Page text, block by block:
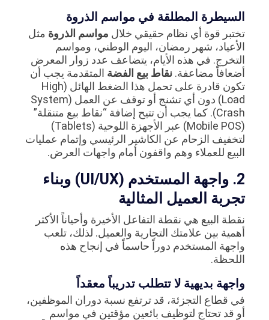
السيطرة المطلقة في مواسم الذروة
تختبر قوة أي نظام حقيقي خلال مواسم الذروة مثل
الأعياد، شهر رمضان، اليوم الوطني، ومواسم
التخرج. في هذه الأيام، يتضاعف عدد زوار المعرض
أضعافاً مضاعفة. نقاط بيع الفضة المتقدمة يجب أن
تكون قادرة على تحمل هذا الضغط الهائل (High
Load) دون أي تشنج أو توقف عن العمل (System
Crash). كما يجب أن تتيح إضافة “نقاط بيع متنقلة”
(Mobile POS) عبر الأجهزة اللوحية (Tablets)
لتخفيف الزحام عن الكاشير الرئيسي وإتمام عمليات
البيع للعملاء وهم واقفون أمام واجهات العرض.
2. واجهة المستخدم (UI/UX) وبناء
تجربة العميل المثالية
نقطة البيع هي نقطة التفاعل الأخيرة وأحياناً الأكثر
أهمية بين علامتك التجارية والعميل. لذلك، تلعب
واجهة المستخدم دوراً حاسماً في إنجاح هذه
اللحظة.
واجهة بديهية لا تتطلب تدريباً معقداً
في قطاع التجزئة، قد ترتفع نسبة دوران الموظفين،
أو قد تحتاج لتوظيف بائعين مؤقتين في مواسم